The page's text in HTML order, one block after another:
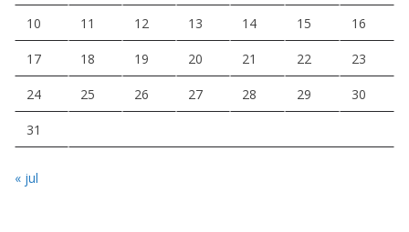
10 11 12 13 14 15 16
17 18 19 20 21 22 23
24 25 26 27 28 29 30
31
« jul